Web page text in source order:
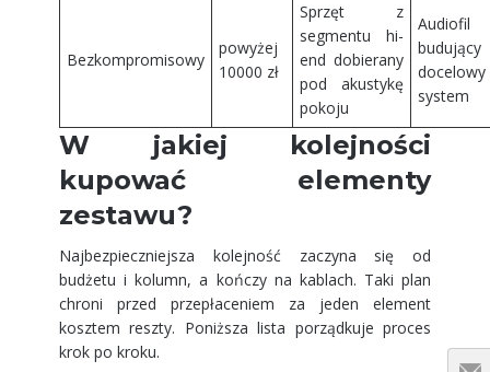
Bezkompromisowy
powyżej
10000 zł
Sprzęt z
segmentu hi-
end dobierany
pod akustykę
pokoju
Audiofil
budujący
docelowy
system
W jakiej kolejności
kupować elementy
zestawu?
Najbezpieczniejsza kolejność zaczyna się od
budżetu i kolumn, a kończy na kablach. Taki plan
chroni przed przepłaceniem za jeden element
kosztem reszty. Poniższa lista porządkuje proces
krok po kroku.